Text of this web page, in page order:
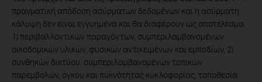
πραγματική απόδοση ασύρματων δεδομένων και η ασύρματη
κάλυψη δεν είναι εγγυημένα και θα διαφέρουν ως αποτέλεσμα
1) περιβαλλοντικών παραγόντων, συμπεριλαμβανομένων
οικοδομικών υλικών, φυσικών αντικειμένων και εμποδίων, 2)
συνθηκών δικτύου, συμπεριλαμβανομένων τοπικών
παρεμβολών, όγκου και πυκνότητας κυκλοφορίας, τοποθεσία